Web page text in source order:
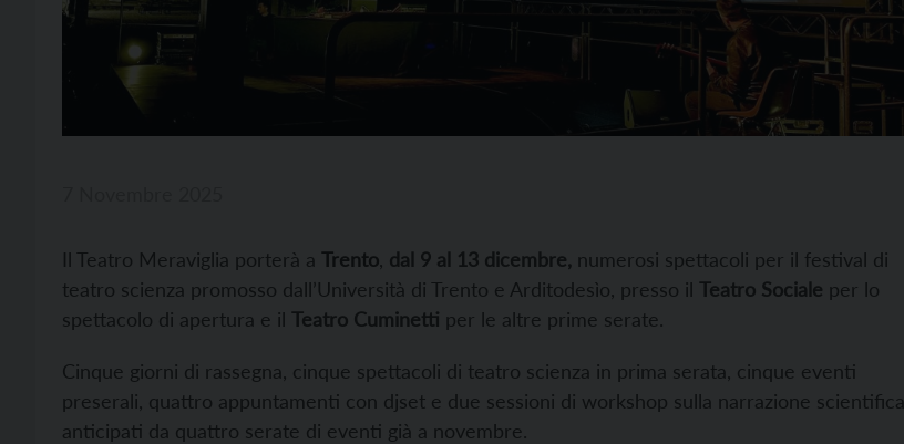
Il Teatro Meraviglia porterà a Trento dal 9 al 13 dicembre, numerosi spettacoli per il festival di
teatro scienza promosso dall’Università di Trento e Arditodesìo, presso il Teatro Sociale per lo
spettacolo di apertura e il Teatro Cuminetti per le altre prime serate.
Cinque giorni di rassegna, cinque spettacoli di teatro scienza in prima serata, cinque eventi
preserali, quattro appuntamenti con djset e due sessioni di workshop sulla narrazione scientifica
anticipati da quattro serate di eventi già a novembre.